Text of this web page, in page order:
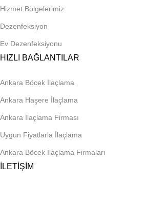
Hizmet Bölgelerimiz
Dezenfeksiyon
Ev Dezenfeksiyonu
HIZLI BAĞLANTILAR
Ankara Böcek İlaçlama
Ankara Haşere İlaçlama
Ankara İlaçlama Firması
Uygun Fiyatlarla İlaçlama
Ankara Böcek İlaçlama Firmaları
İLETİŞİM